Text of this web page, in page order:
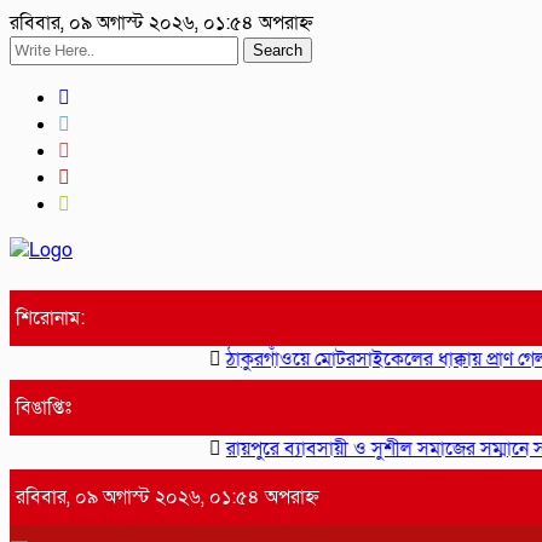
রবিবার, ০৯ অগাস্ট ২০২৬, ০১:৫৪ অপরাহ্ন
Search
শিরোনাম:
ঠাকুরগাঁওয়ে মোটরসাইকেলের ধাক্কায় প্রাণ
বিঙাপ্তিঃ
রায়পুরে ব্যাবসায়ী ও সুশীল সমাজের সম্মানে
রবিবার, ০৯ অগাস্ট ২০২৬, ০১:৫৪ অপরাহ্ন